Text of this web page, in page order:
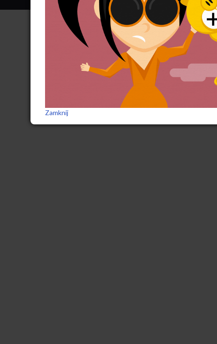
Zamknij